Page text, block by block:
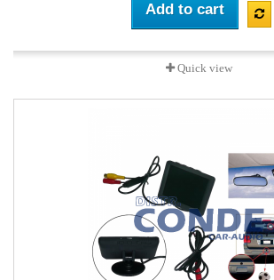
Add to cart
Quick view